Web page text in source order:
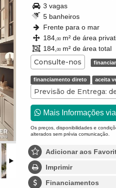
3 vagas
5 banheiros
Frente para o mar
184, 00m² de área
184, 00m² de área total
Consulte-nos
financiamento direto aceita
Previsão de Entrega:
Mais Informações
Os preços, disponibilidades e
alterados sem prévia comunicação.
Adicionar aos
Imprimir
Financiamentos